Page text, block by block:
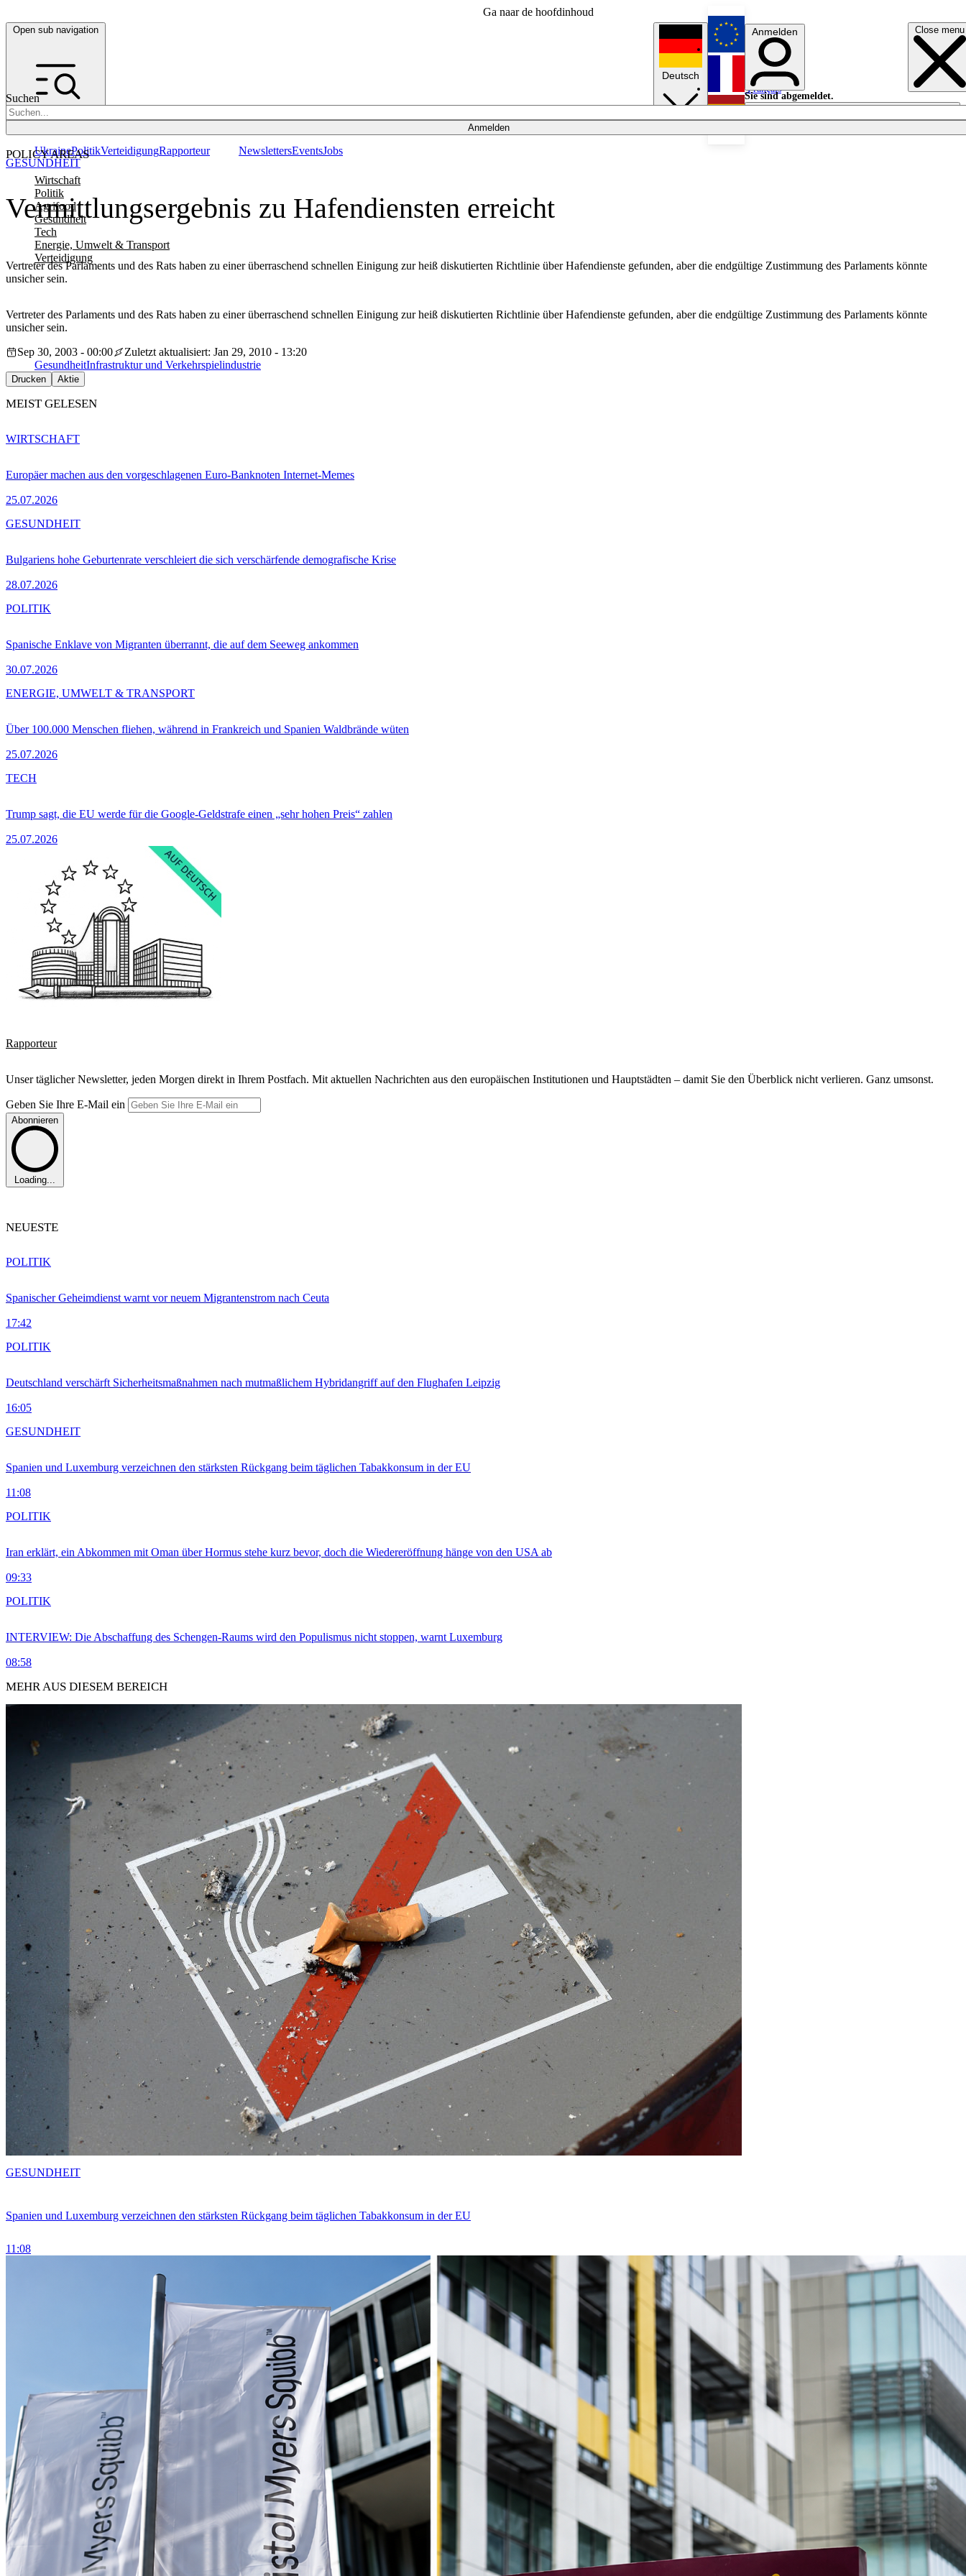
Ga naar de hoofdinhoud
Open sub navigation Close menu
Suchen
Anmelden
POLICY AREAS
Wirtschaft
Politik
Agrifood
Gesundheit
Tech
Energie, Umwelt & Transport
Verteidigung
UkrainePolitikVerteidigungRapporteur NewslettersEventsJobs
Deutsch
English
Français
Anmelden
Sie sind abgemeldet.
Anmelden
Licht aus
Vermittlungsergebnis zu Hafendiensten erreicht
Vertreter des Parlaments und des Rats haben zu einer überraschend schnellen Einigung zur heiß diskutierten Richtlinie über Hafendienste gefunden, aber die endgültige Zustimmung des Parlaments könnte
unsicher sein.
GESUNDHEIT
Vertreter des Parlaments und des Rats haben zu einer überraschend schnellen Einigung zur heiß diskutierten Richtlinie über Hafendienste gefunden, aber die endgültige Zustimmung des Parlaments könnte
unsicher sein.
Sep 30, 2003 - 00:00
Zuletzt aktualisiert: Jan 29, 2010 - 13:20
GesundheitInfrastruktur und Verkehrspielindustrie
Drucken Aktie
MEIST GELESEN
Europäer machen aus den vorgeschlagenen Euro-Banknoten Internet-Memes
25.07.2026
WIRTSCHAFT
Bulgariens hohe Geburtenrate verschleiert die sich verschärfende demografische Krise
28.07.2026
GESUNDHEIT
Spanische Enklave von Migranten überrannt, die auf dem Seeweg ankommen
30.07.2026
POLITIK
Über 100.000 Menschen fliehen, während in Frankreich und Spanien Waldbrände wüten
25.07.2026
ENERGIE, UMWELT & TRANSPORT
Trump sagt, die EU werde für die Google-Geldstrafe einen „sehr hohen Preis“ zahlen
25.07.2026
TECH
Rapporteur
Unser täglicher Newsletter, jeden Morgen direkt in Ihrem Postfach. Mit aktuellen Nachrichten aus den europäischen Institutionen und Hauptstädten – damit Sie den Überblick nicht verlieren. Ganz umsonst.
Geben Sie Ihre E-Mail ein
Abonnieren
Loading...
NEUESTE
Spanischer Geheimdienst warnt vor neuem Migrantenstrom nach Ceuta
17:42
POLITIK
Deutschland verschärft Sicherheitsmaßnahmen nach mutmaßlichem Hybridangriff auf den Flughafen Leipzig
16:05
POLITIK
Spanien und Luxemburg verzeichnen den stärksten Rückgang beim täglichen Tabakkonsum in der EU
11:08
GESUNDHEIT
Iran erklärt, ein Abkommen mit Oman über Hormus stehe kurz bevor, doch die Wiedereröffnung hänge von den USA ab
09:33
POLITIK
INTERVIEW: Die Abschaffung des Schengen-Raums wird den Populismus nicht stoppen, warnt Luxemburg
08:58
POLITIK
MEHR AUS DIESEM BEREICH
Spanien und Luxemburg verzeichnen den stärksten Rückgang beim täglichen Tabakkonsum in der EU
11:08
GESUNDHEIT